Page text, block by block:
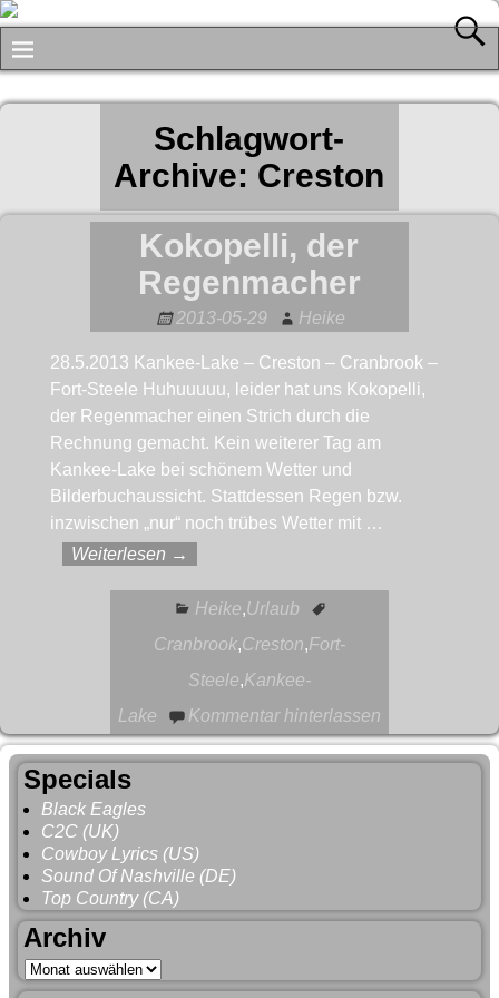
Schlagwort-
Archive: Creston
Kokopelli, der
Regenmacher
2013-05-29 Heike
28.5.2013 Kankee-Lake – Creston – Cranbrook –
Fort-Steele Huhuuuuu, leider hat uns Kokopelli,
der Regenmacher einen Strich durch die
Rechnung gemacht. Kein weiterer Tag am
Kankee-Lake bei schönem Wetter und
Bilderbuchaussicht. Stattdessen Regen bzw.
inzwischen „nur“ noch trübes Wetter mit …
Weiterlesen →
Heike,Urlaub
Cranbrook,Creston,Fort-
Steele,Kankee-
Lake
Kommentar hinterlassen
Specials
Black Eagles
C2C (UK)
Cowboy Lyrics (US)
Sound Of Nashville (DE)
Top Country (CA)
Archiv